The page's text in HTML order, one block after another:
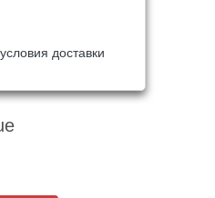
доставки